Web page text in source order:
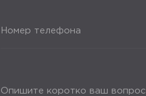
Номер телефона
Опишите коротко ваш вопрос